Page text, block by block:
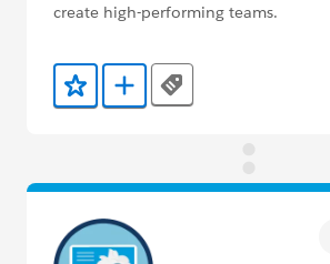
create high-performing teams.
Zu Favoriten hinzufügen
Zu Trailmix hinzufügen
Tags